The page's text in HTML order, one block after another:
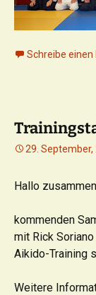
Schreibe
29. September,
Hallo
kommenden
mit Rick
Aikido-Training
Weitere